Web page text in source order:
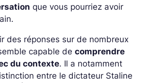
que vous pourriez avoir
des réponses sur de nombreux
capable de comprendre
du contexte. Il a notamment
entre le dictateur Staline